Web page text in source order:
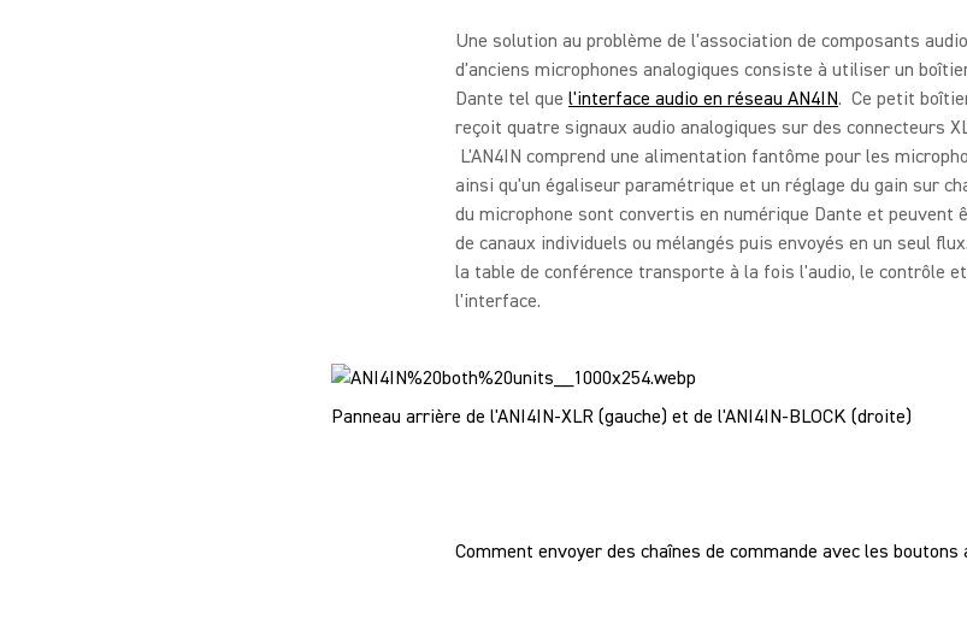
Une solution au problème de l'association de composants
d'anciens microphones analogiques consiste à utiliser un
Dante tel que l'interface audio en réseau AN4IN. Ce petit
reçoit quatre signaux audio analogiques sur des connecteurs
L'AN4IN comprend une alimentation fantôme pour les
ainsi qu'un égaliseur paramétrique et un réglage du gain sur
du microphone sont convertis en numérique Dante et peuvent
de canaux individuels ou mélangés puis envoyés en un seul
la table de conférence transporte à la fois l'audio, le contrôle
l'interface.
Panneau arrière de l'ANI4IN-XLR (gauche) et de l'ANI4IN-BLOCK (droite)
Comment envoyer des chaînes de commande avec les boutons